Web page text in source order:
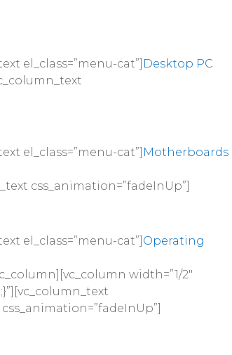
el_class=”menu-cat”] Desktop PC
el_class=”menu-cat”] Motherboards
css_animation=”fadeInUp”]
el_class=”menu-cat”] Operating
width=”1/2″